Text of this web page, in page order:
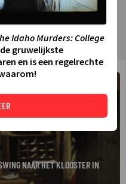
NAAR HET KLOOSTER IN
Idaho Murders: College
gruwelijkste
en is een regelrechte